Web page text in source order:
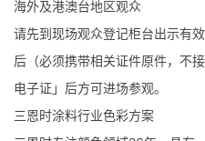
海外及港澳台地区观众
请先到现场观众登记柜台出示有
后（必须携带相关证件原件，不
电子证」后方可进场参观。
三恩时涂料行业色彩方案